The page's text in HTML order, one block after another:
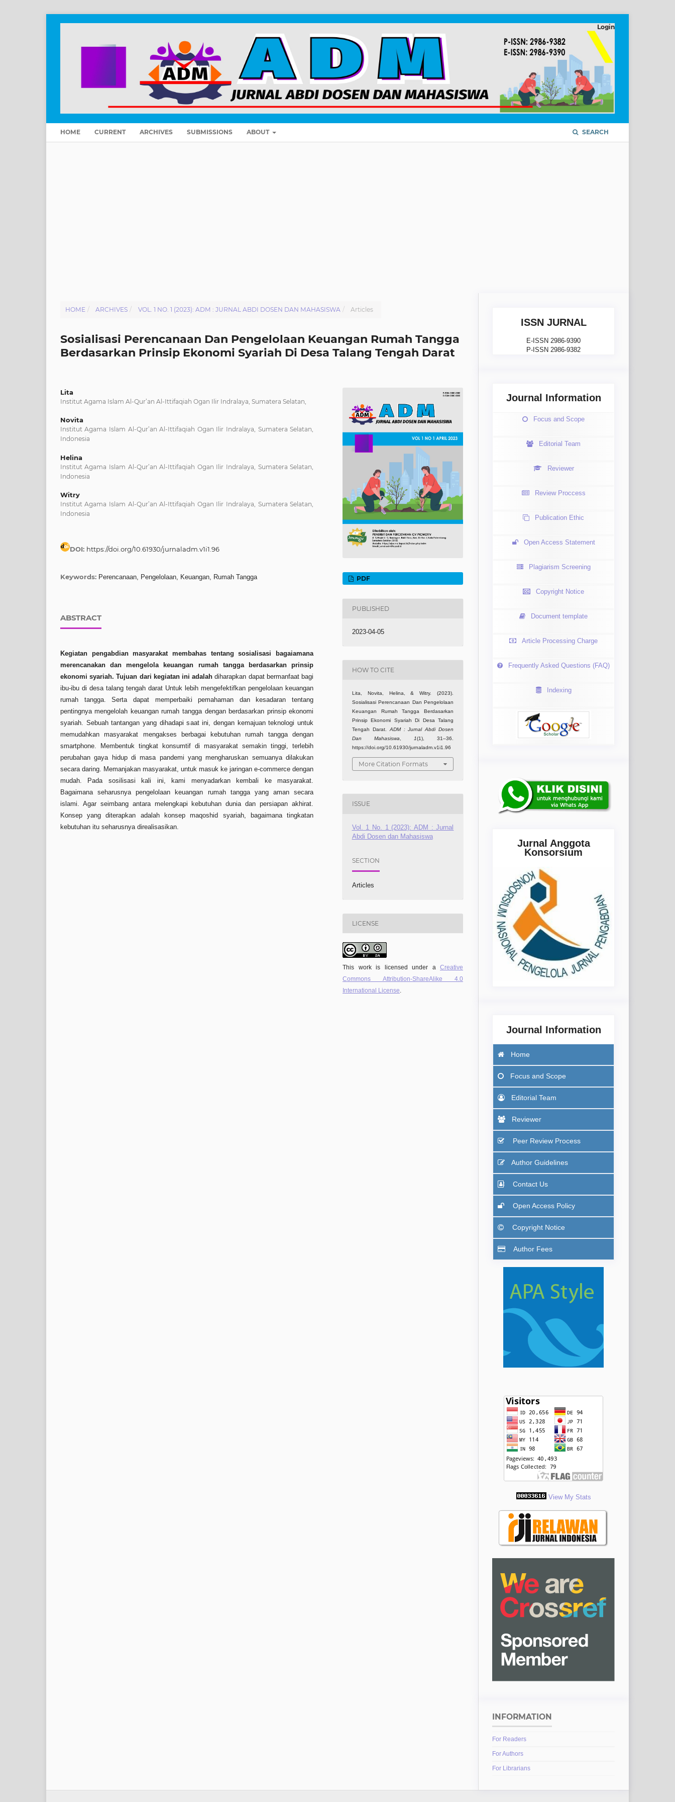
HOME CURRENT ARCHIVES SUBMISSIONS ABOUT SEARCH
Login
HOME / ARCHIVES / VOL. 1 NO. 1 (2023): ADM : JURNAL ABDI DOSEN DAN MAHASISWA / Articles
Sosialisasi Perencanaan Dan Pengelolaan Keuangan Rumah Tangga
Berdasarkan Prinsip Ekonomi Syariah Di Desa Talang Tengah Darat
Lita
Institut Agama Islam Al-Qur’an Al-Ittifaqiah Ogan Ilir Indralaya, Sumatera Selatan,
Novita
Institut Agama Islam Al-Qur’an Al-Ittifaqiah Ogan Ilir Indralaya, Sumatera Selatan,
Indonesia
Helina
Institut Agama Islam Al-Qur’an Al-Ittifaqiah Ogan Ilir Indralaya, Sumatera Selatan,
Indonesia
Witry
Institut Agama Islam Al-Qur’an Al-Ittifaqiah Ogan Ilir Indralaya, Sumatera Selatan,
Indonesia
DOI: https://doi.org/10.61930/jurnaladm.v1i1.96
Keywords: Perencanaan, Pengelolaan, Keuangan, Rumah Tangga
ABSTRACT
Kegiatan pengabdian masyarakat membahas tentang sosialisasi bagaiamana
merencanakan dan mengelola keuangan rumah tangga berdasarkan prinsip
ekonomi syariah. Tujuan dari kegiatan ini adalahdiharapkan dapat bermanfaat bagi
ibu-ibu di desa talang tengah darat Untuk lebih mengefektifkan pengelolaan keuangan
rumah tangga. Serta dapat memperbaiki pemahaman dan kesadaran tentang
pentingnya mengelolah keuangan rumah tangga dengan berdasarkan prinsip ekonomi
syariah. Sebuah tantangan yang dihadapi saat ini, dengan kemajuan teknologi untuk
memudahkan masyarakat mengakses berbagai kebutuhan rumah tangga dengan
smartphone. Membentuk tingkat konsumtif di masyarakat semakin tinggi, terlebih
perubahan gaya hidup di masa pandemi yang mengharuskan semuanya dilakukan
secara daring. Memanjakan masyarakat, untuk masuk ke jaringan e-commerce dengan
mudah. Pada sosilisasi kali ini, kami menyadarkan kembali ke masyarakat.
Bagaimana seharusnya pengelolaan keuangan rumah tangga yang aman secara
islami. Agar seimbang antara melengkapi kebutuhan dunia dan persiapan akhirat.
Konsep yang diterapkan adalah konsep maqoshid syariah, bagaimana tingkatan
kebutuhan itu seharusnya direalisasikan.
PDF
PUBLISHED
2023-04-05
HOW TO CITE
Lita, Novita, Helina, & Witry. (2023).
Sosialisasi Perencanaan Dan Pengelolaan
Keuangan Rumah Tangga Berdasarkan
Prinsip Ekonomi Syariah Di Desa Talang
Tengah Darat.ADM : Jurnal Abdi Dosen
Dan Mahasiswa,1(1), 31–36.
https://doi.org/10.61930/jurnaladm.v1i1.96
More Citation Formats
ISSUE
Vol. 1 No. 1 (2023): ADM : Jurnal
Abdi Dosen dan Mahasiswa
SECTION
Articles
LICENSE
This work is licensed under a Creative
Commons Attribution-ShareAlike 4.0
International License.
ISSN JURNAL
E-ISSN 2986-9390
P-ISSN 2986-9382
Journal Information
Focus and Scope
Editorial Team
Reviewer
Review Proccess
Publication Ethic
Open Access Statement
Plagiarism Screening
Copyright Notice
Document template
Article Processing Charge
Frequently Asked Questions (FAQ)
Indexing
Jurnal Anggota
Konsorsium
Journal Information
Home
Focusand Scope
Editorial Team
Reviewer
Peer Review Process
Author Guidelines
Contact Us
Open Access Policy
Copyright Notice
Author Fees
View My Stats
INFORMATION
For Readers
For Authors
For Librarians